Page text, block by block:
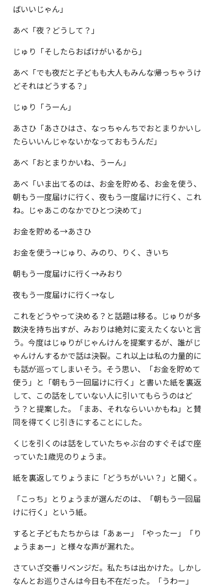
ばいいじゃん」
あべ「夜？どうして？」
じゅり「そしたらおばけがいるから」
あべ「でも夜だと子どもも大人もみんな帰っちゃうけ
どそれはどうする？」
じゅり「うーん」
あさひ「あさひはさ、なっちゃんちでおとまりかいし
たらいいんじゃないかなっておもうんだ」
あべ「おとまりかいね、うーん」
あべ「いま出てるのは、お金を貯める、お金を使う、
朝もう一度届けに行く、夜もう一度届けに行く、これ
ね。じゃあこのなかでひとつ決めて」
お金を貯める→あさひ
お金を使う→じゅり、みのり、りく、きいち
朝もう一度届けに行く→みおり
夜もう一度届けに行く→なし
これをどうやって決める？と話題は移る。じゅりが多
数決を持ち出すが、みおりは絶対に変えたくないと言
う。今度はじゅりがじゃんけんを提案するが、誰がじ
ゃんけんするかで話は決裂。これ以上は私の力量的に
も話が巡ってしまいそう。そう思い、「お金を貯めて
使う」と「朝もう一回届けに行く」と書いた紙を裏返
して、この話をしていない人に引いてもらうのはど
う？と提案した。「まあ、それならいいかもね」と賛
同を得てくじ引きにすることにした。
くじを引くのは話をしていたちゃぶ台のすぐそばで座
っていた1歳児のりょうま。
紙を裏返してりょうまに「どうちがいい？」と聞く。
「こっち」とりょうまが選んだのは、「朝もう一回届
けに行く」という紙。
すると子どもたちからは「あぁー」「やったー」「り
ょうまぁー」と様々な声が漏れた。
さていざ交番リベンジだ。私たちは出かけた。しかし
なんとお巡りさんは今日も不在だった。「うわー」